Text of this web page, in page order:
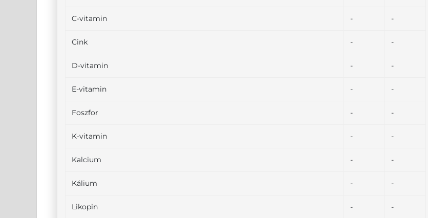
C-vitamin - -
Cink - -
D-vitamin - -
E-vitamin - -
Foszfor - -
K-vitamin - -
Kalcium - -
Kálium - -
Likopin - -